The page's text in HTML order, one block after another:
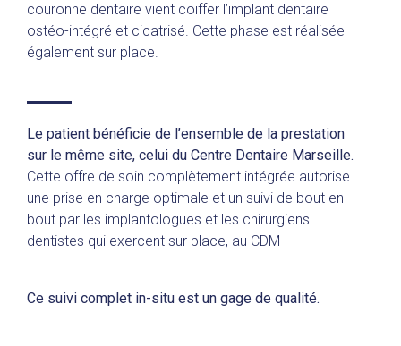
couronne dentaire vient coiffer l’implant dentaire
ostéo-intégré et cicatrisé. Cette phase est réalisée
également sur place.
Le patient bénéficie de l’ensemble de la prestation
sur le même site, celui du Centre Dentaire Marseille.
Cette offre de soin complètement intégrée autorise
une prise en charge optimale et un suivi de bout en
bout par les implantologues et les chirurgiens
dentistes qui exercent sur place, au CDM
Ce suivi complet in-situ est un gage de qualité.